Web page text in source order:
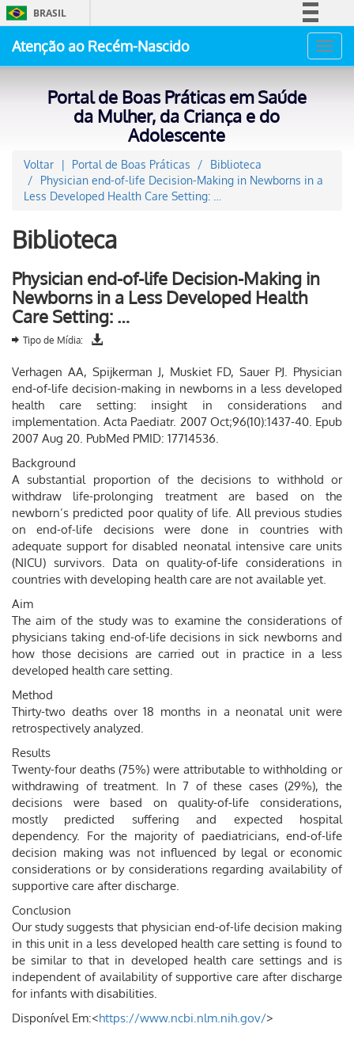
BRASIL
Acesso à informação
Atenção ao Recém-Nascido
Portal de Boas Práticas em Saúde
da Mulher, da Criança e do
Adolescente
Voltar Portal de Boas Práticas
Biblioteca
Physician end-of-life Decision-Making in Newborns in a
Less Developed Health Care Setting: …
Biblioteca
Physician end-of-life Decision-Making in
Newborns in a Less Developed Health
Care Setting: …
Tipo de Mídia:
Verhagen AA, Spijkerman J, Muskiet FD, Sauer PJ. Physician
end-of-life decision-making in newborns in a less developed
health care setting: insight in considerations and
implementation. Acta Paediatr. 2007 Oct;96(10):1437-40. Epub
2007 Aug 20. PubMed PMID: 17714536.
Background
A substantial proportion of the decisions to withhold or
withdraw life-prolonging treatment are based on the
newborn’s predicted poor quality of life. All previous studies
on end-of-life decisions were done in countries with
adequate support for disabled neonatal intensive care units
(NICU) survivors. Data on quality-of-life considerations in
countries with developing health care are not available yet.
Aim
The aim of the study was to examine the considerations of
physicians taking end-of-life decisions in sick newborns and
how those decisions are carried out in practice in a less
developed health care setting.
Method
Thirty-two deaths over 18 months in a neonatal unit were
retrospectively analyzed.
Results
Twenty-four deaths (75%) were attributable to withholding or
withdrawing of treatment. In 7 of these cases (29%), the
decisions were based on quality-of-life considerations,
mostly predicted suffering and expected hospital
dependency. For the majority of paediatricians, end-of-life
decision making was not influenced by legal or economic
considerations or by considerations regarding availability of
supportive care after discharge.
Conclusion
Our study suggests that physician end-of-life decision making
in this unit in a less developed health care setting is found to
be similar to that in developed health care settings and is
independent of availability of supportive care after discharge
for infants with disabilities.
Disponível Em:<https://www.ncbi.nlm.nih.gov/>